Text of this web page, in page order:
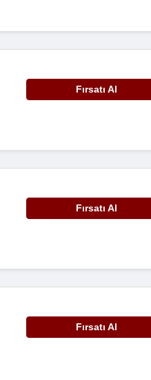
Fırsatı Al
Fırsatı Al
Fırsatı Al